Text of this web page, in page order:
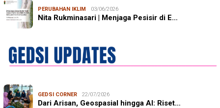
PERUBAHAN IKLIM 03/06/2026
Nita Rukminasari | Menjaga Pesisir di E…
GEDSI CORNER 22/07/2026
Dari Arisan, Geospasial hingga AI: Riset…